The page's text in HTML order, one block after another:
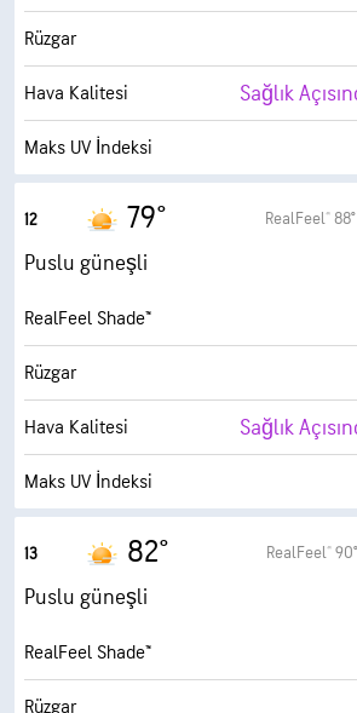
AccuLumen Brightness Index™
Bulutlarla Kaplı
Görüş Alanı
Rüzgar
Hava Kalitesi Sağlık
Maks UV İndeksi
Kuvvetli Rüzgarlar
Nem
Çiy Noktası
AccuLumen Brightness Index™
Bulutlarla Kaplı
Görüş Alanı
12 79° RealFeel® 88°
Puslu güneşli
RealFeel Shade™
Rüzgar
Hava Kalitesi Sağlık
Maks UV İndeksi
Kuvvetli Rüzgarlar
Nem
Çiy Noktası
AccuLumen Brightness Index™
13 82° RealFeel® 90°
Puslu güneşli
RealFeel Shade™
Rüzgar